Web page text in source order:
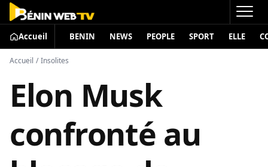
Accueil BENIN NEWS PEOPLE SPORT ELLE
Accueil / Insolites
Elon Musk
confronté au